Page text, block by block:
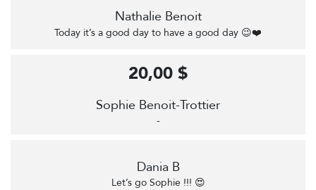
Nathalie Benoit
Today it’s a good day to have a good day 😉❤️
Sophie Benoit-Trottier
-
20,00 $
Dania B
Let’s go Sophie !!! 😍